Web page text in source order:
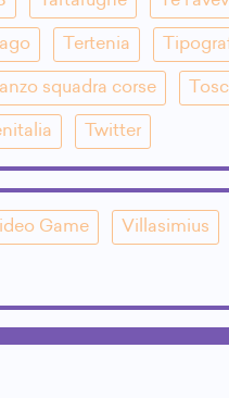
Tertenia
squadra corse
Twitter
Game Villasimius